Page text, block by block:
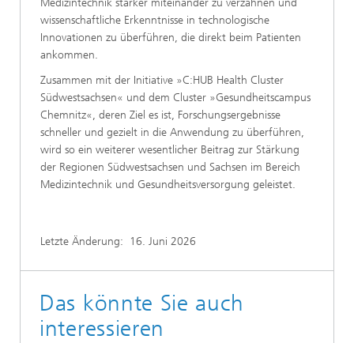
Medizintechnik stärker miteinander zu verzahnen und
wissenschaftliche Erkenntnisse in technologische
Innovationen zu überführen, die direkt beim Patienten
ankommen.
Zusammen mit der Initiative »C:HUB Health Cluster
Südwestsachsen« und dem Cluster »Gesundheitscampus
Chemnitz«, deren Ziel es ist, Forschungsergebnisse
schneller und gezielt in die Anwendung zu überführen,
wird so ein weiterer wesentlicher Beitrag zur Stärkung
der Regionen Südwestsachsen und Sachsen im Bereich
Medizintechnik und Gesundheitsversorgung geleistet.
Letzte Änderung: 16. Juni 2026
Das könnte Sie auch
interessieren